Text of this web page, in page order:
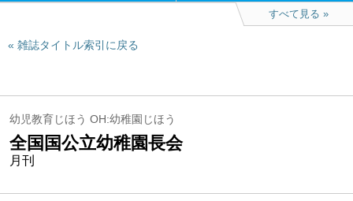
すべて見る
雑誌タイトル索引に戻る
幼児教育じほう OH:幼稚園じほう
全国国公立幼稚園長会
月刊